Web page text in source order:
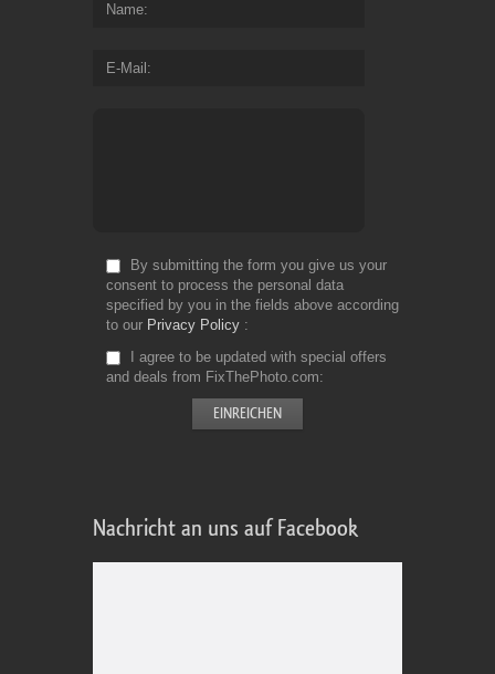
Name
E-Mail
By submitting the form you give us your
consent to process the personal data
specified by you in the fields above according
to our Privacy Policy
I agree to be updated with special offers
and deals from FixThePhoto.com
Nachricht an uns auf Facebook